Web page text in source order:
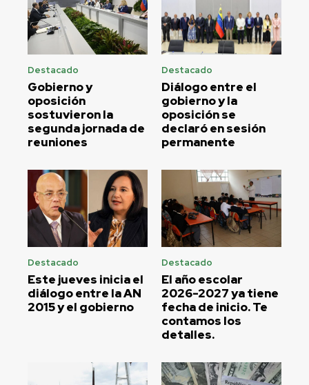
Destacado
Gobierno y
oposición
sostuvieron la
segunda jornada de
reuniones
Destacado
Diálogo entre el
gobierno y la
oposición se
declaró en sesión
permanente
Destacado
Este jueves inicia el
diálogo entre la AN
2015 y el gobierno
Destacado
El año escolar
2026-2027 ya tiene
fecha de inicio. Te
contamos los
detalles.